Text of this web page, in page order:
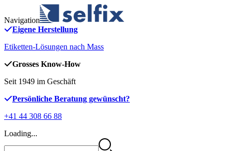
Navigation
Eigene Herstellung
Etiketten-Lösungen nach Mass
Grosses Know-How
Seit 1949 im Geschäft
Persönliche Beratung gewünscht?
+41 44 308 66 88
Loading...